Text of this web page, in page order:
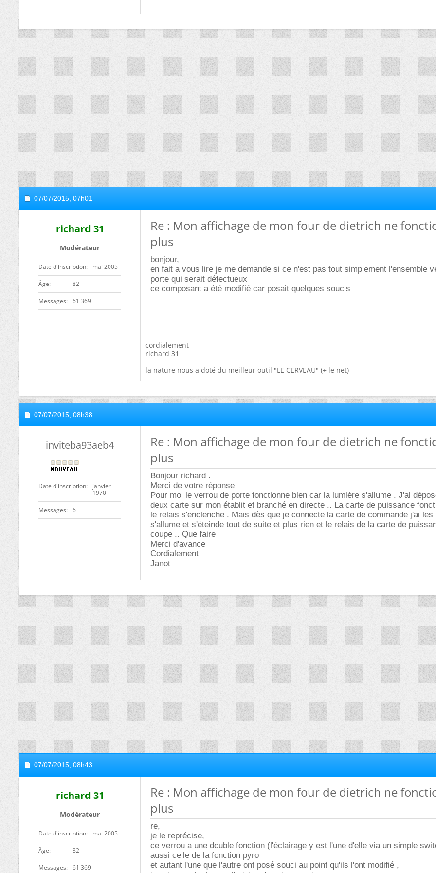
07/07/2015, 07h01
richard 31
Modérateur
Date d'inscription mai 2005
ge 82
Messages 61 369
Re : Mon affichage de mon four de dietrich ne
plus
bonjour,
en fait a vous lire je me demande si ce n'est pas tout simplement l'ensemble
porte qui serait défectueux
ce composant a été modifié car posait quelques soucis
cordialement
richard 31
la nature nous a doté du meilleur outil "LE CERVEAU" (+ le net)
07/07/2015, 08h38
inviteba93aeb4
Date d'inscription
janvier
1970
Messages 6
Re : Mon affichage de mon four de dietrich ne
plus
Bonjour richard .
Merci de votre réponse
Pour moi le verrou de porte fonctionne bien car la lumière s'allume . J'ai
deux carte sur mon établit et branché en directe .. La carte de puissance
le relais s'enclenche . Mais dès que je connecte la carte de commande j'ai les
s'allume et s'éteinde tout de suite et plus rien et le relais de la carte de
coupe .. Que faire
Merci d'avance
Cordialement
Janot
07/07/2015, 08h43
richard 31
Modérateur
Date d'inscription mai 2005
ge 82
Messages 61 369
Re : Mon affichage de mon four de dietrich ne
plus
re,
je le reprécise,
ce verrou a une double fonction (l'éclairage y est l'une d'elle via un simple
aussi celle de la fonction pyro
et autant l'une que l'autre ont posé souci au point qu'ils l'ont modifié ,